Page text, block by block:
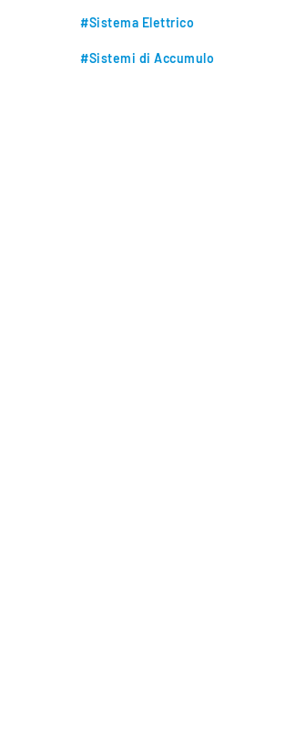
#Sistema Elettrico
#Sistemi di Accumulo